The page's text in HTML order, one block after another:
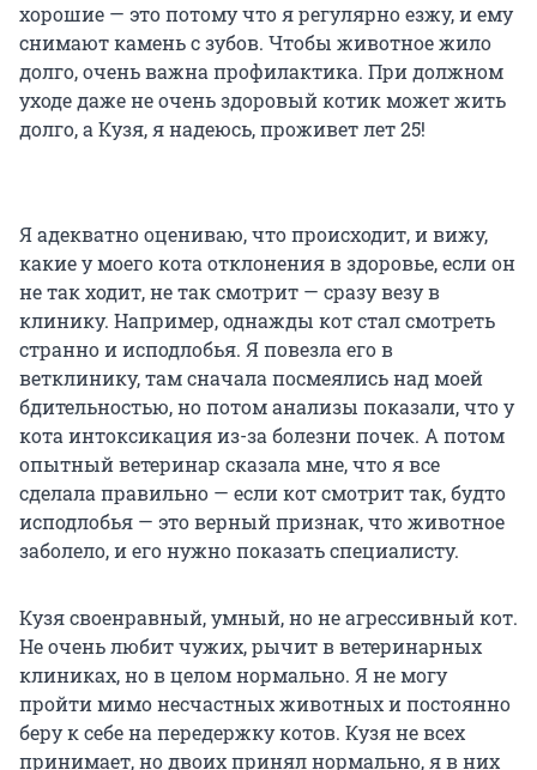
хорошие — это потому что я регулярно езжу, и ему
снимают камень с зубов. Чтобы животное жило
долго, очень важна профилактика. При должном
уходе даже не очень здоровый котик может жить
долго, а Кузя, я надеюсь, проживет лет 25!
Я адекватно оцениваю, что происходит, и вижу,
какие у моего кота отклонения в здоровье, если он
не так ходит, не так смотрит — сразу везу в
клинику. Например, однажды кот стал смотреть
странно и исподлобья. Я повезла его в
ветклинику, там сначала посмеялись над моей
бдительностью, но потом анализы показали, что у
кота интоксикация из-за болезни почек. А потом
опытный ветеринар сказала мне, что я все
сделала правильно — если кот смотрит так, будто
исподлобья — это верный признак, что животное
заболело, и его нужно показать специалисту.
Кузя своенравный, умный, но не агрессивный кот.
Не очень любит чужих, рычит в ветеринарных
клиниках, но в целом нормально. Я не могу
пройти мимо несчастных животных и постоянно
беру к себе на передержку котов. Кузя не всех
принимает, но двоих принял нормально, я в них